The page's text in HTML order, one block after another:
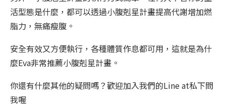
活型態是什麼，都可以透過小腹剋星計畫提高代謝增加燃
脂力，無痛瘦腹。
安全有效又方便執行，各種體質作息都可用，這就是為什
麼Eva非常推薦小腹剋星計畫。
你還有什麼其他的疑問嗎？歡迎加入我們的Line at私下問
我喔